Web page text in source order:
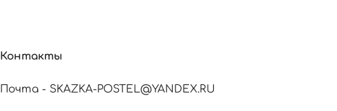
Контакты
Почта - SKAZKA-POSTEL@YANDEX.RU